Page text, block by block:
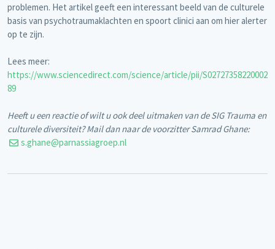
problemen. Het artikel geeft een interessant beeld van de culturele
basis van psychotraumaklachten en spoort clinici aan om hier alerter
op te zijn.
Lees meer:
https://www.sciencedirect.com/science/article/pii/S02727358220002
89
Heeft u een reactie of wilt u ook deel uitmaken van de SIG Trauma en
culturele diversiteit? Mail dan naar de voorzitter Samrad Ghane:
s.ghane@parnassiagroep.nl